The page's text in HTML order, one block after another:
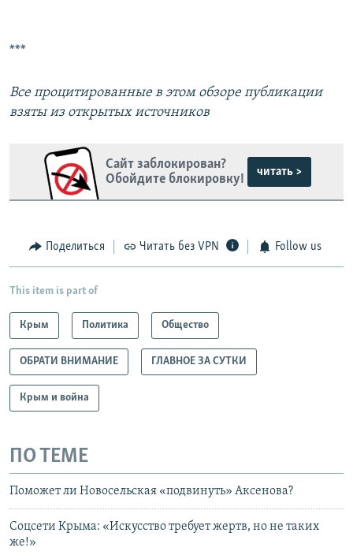
***
Все процитированные в этом обзоре публикации
взяты из открытых источников
Сайт заблокирован?
Обойдите блокировку!
читать >
Поделиться Читать без VPN Follow us
This item is part of
Крым Политика Общество
ОБРАТИ ВНИМАНИЕ ГЛАВНОЕ ЗА СУТКИ
Крым и война
ПО ТЕМЕ
Поможет ли Новосельская «подвинуть» Аксенова?
Соцсети Крыма: «Искусство требует жертв, но не таких
же!»